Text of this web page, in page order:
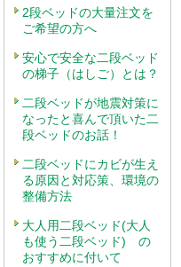
2段ベッドの大量注文を
ご希望の方へ
安心で安全な二段ベッド
の梯子（はしご）とは？
二段ベッドが地震対策に
なったと喜んで頂いた二
段ベッドのお話！
二段ベッドにカビが生え
る原因と対応策、環境の
整備方法
大人用二段ベッド(大人
も使う二段ベッド) の
おすすめに付いて